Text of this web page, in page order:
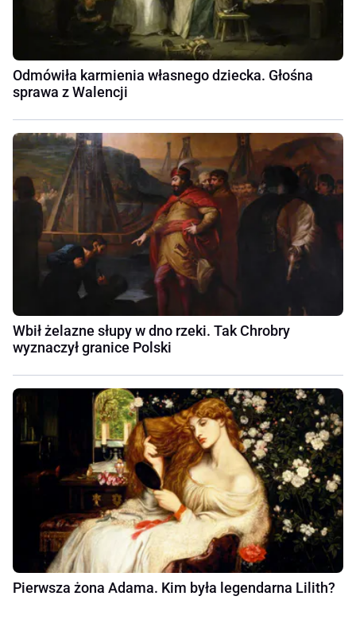
Odmówiła karmienia własnego dziecka. Głośna
sprawa z Walencji
Wbił żelazne słupy w dno rzeki. Tak Chrobry
wyznaczył granice Polski
Pierwsza żona Adama. Kim była legendarna Lilith?